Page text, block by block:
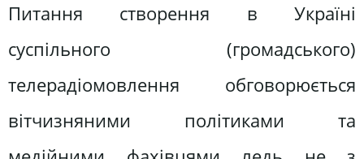
Питання створення в Україні
суспільного (громадського)
телерадіомовлення обговорюється
вітчизняними політиками та